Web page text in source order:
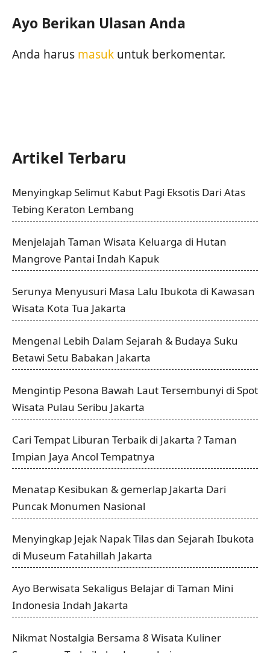
Ayo Berikan Ulasan Anda
Anda harus masuk untuk berkomentar.
Artikel Terbaru
Menyingkap Selimut Kabut Pagi Eksotis Dari Atas
Tebing Keraton Lembang
Menjelajah Taman Wisata Keluarga di Hutan
Mangrove Pantai Indah Kapuk
Serunya Menyusuri Masa Lalu Ibukota di Kawasan
Wisata Kota Tua Jakarta
Mengenal Lebih Dalam Sejarah & Budaya Suku
Betawi Setu Babakan Jakarta
Mengintip Pesona Bawah Laut Tersembunyi di Spot
Wisata Pulau Seribu Jakarta
Cari Tempat Liburan Terbaik di Jakarta ? Taman
Impian Jaya Ancol Tempatnya
Menatap Kesibukan & gemerlap Jakarta Dari
Puncak Monumen Nasional
Menyingkap Jejak Napak Tilas dan Sejarah Ibukota
di Museum Fatahillah Jakarta
Ayo Berwisata Sekaligus Belajar di Taman Mini
Indonesia Indah Jakarta
Nikmat Nostalgia Bersama 8 Wisata Kuliner